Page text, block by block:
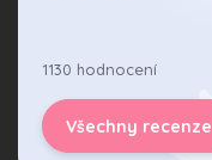
1130 hodnocení
Všechny recenze